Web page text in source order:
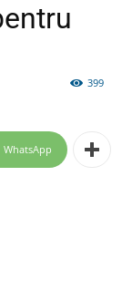
399
WhatsApp